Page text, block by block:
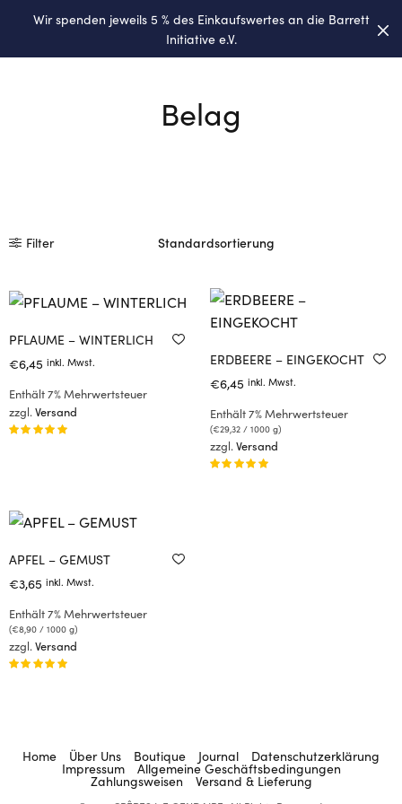
Wir spenden jeweils 5 % des Einkaufswertes an die Barrett
Initiative e.V.
0
Belag
Filter
PFLAUME – WINTERLICH
€6,45 inkl. Mwst.
Enthält 7% Mehrwertsteuer
zzgl. Versand
ERDBEERE – EINGEKOCHT
€6,45 inkl. Mwst.
Enthält 7% Mehrwertsteuer
(€29,32 / 1000 g)
zzgl. Versand
APFEL – GEMUST
€3,65 inkl. Mwst.
Enthält 7% Mehrwertsteuer
(€8,90 / 1000 g)
zzgl. Versand
Home Über Uns Boutique Journal Datenschutzerklärung
Impressum Allgemeine Geschäftsbedingungen
Zahlungsweisen Versand & Lieferung